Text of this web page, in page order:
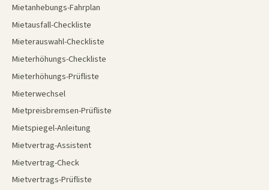
Mietanhebungs-Fahrplan
Mietausfall-Checkliste
Mieterauswahl-Checkliste
Mieterhöhungs-Checkliste
Mieterhöhungs-Prüfliste
Mieterwechsel
Mietpreisbremsen-Prüfliste
Mietspiegel-Anleitung
Mietvertrag-Assistent
Mietvertrag-Check
Mietvertrags-Prüfliste